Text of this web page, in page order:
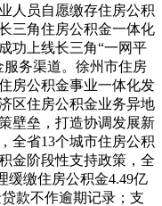
人员自愿缴存住房公积
三角住房公积金一体化
功上线长三角“一网平
务渠道。徐州市住房
房公积金事业一体化发
区住房公积金业务异地
壁垒，打造协调发展新
全省13个城市住房公积
金阶段性支持政策，全
缓缴住房公积金4.49亿
款不作逾期记录；支